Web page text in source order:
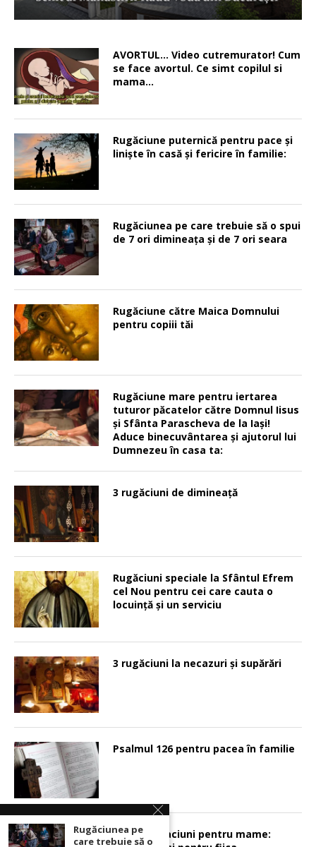
AVORTUL… Video cutremurator! Cum
se face avortul. Ce simt copilul si
mama…
Rugăciune puternică pentru pace şi
linişte în casă şi fericire în familie:
Rugăciunea pe care trebuie să o spui
de 7 ori dimineața și de 7 ori seara
Rugăciune către Maica Domnului
pentru copiii tăi
Rugăciune mare pentru iertarea
tuturor păcatelor către Domnul Iisus
şi Sfânta Parascheva de la Iaşi!
Aduce binecuvântarea şi ajutorul lui
Dumnezeu în casa ta:
3 rugăciuni de dimineață
Rugăciuni speciale la Sfântul Efrem
cel Nou pentru cei care cauta o
locuinţă şi un serviciu
3 rugăciuni la necazuri și supărări
Psalmul 126 pentru pacea în familie
Sunt 2 rugaciuni pentru mame:
Rugăciunea pe
care trebuie să o